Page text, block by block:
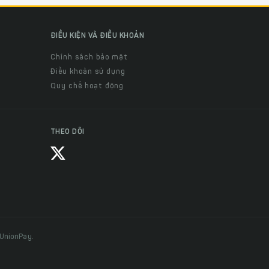
ĐIỀU KIỆN VÀ ĐIỀU KHOẢN
Chính sách bảo mật
Điều khoản sử dụng
Quy chế hoạt động
THEO DÕI